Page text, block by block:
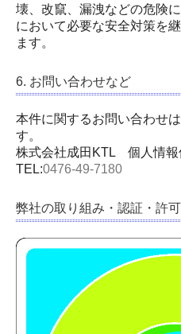
壊、改竄、漏洩などの危険
において必要な安全対策を
ます。
6. お問い合わせなど
本件に関するお問い合わせ
す。
株式会社成田KTL 個人情
TEL:0476-49-7180
弊社の取り組み・認証・許